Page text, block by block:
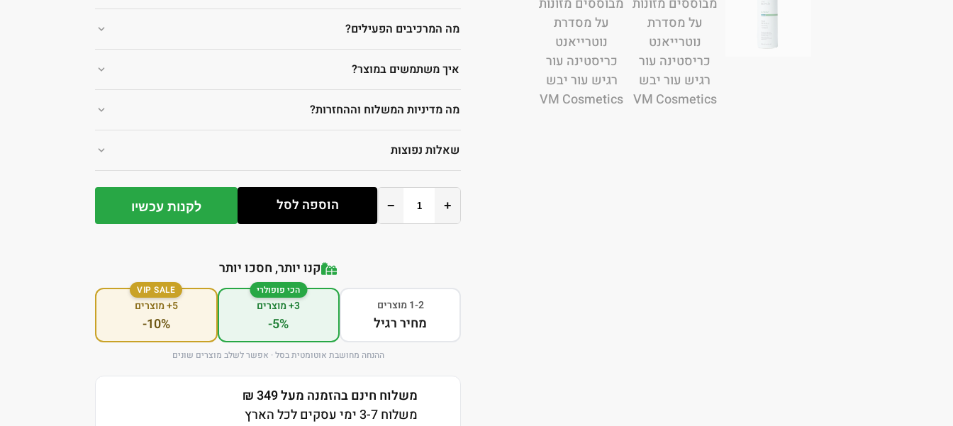
מה המרכיבים הפעילים?
איך משתמשים במוצר?
מה מדיניות המשלוח וההחזרות?
שאלות נפוצות
+
− הוספה לסל לקנות עכשיו
קנו יותר, חסכו יותר
1-2 מוצרים
מחיר רגיל
הכי פופולרי
3+ מוצרים
-5%
VIP SALE
5+ מוצרים
-10%
ההנחה מחושבת אוטומטית בסל · אפשר לשלב מוצרים שונים
משלוח חינם בהזמנה מעל 349 ₪
משלוח 3-7 ימי עסקים לכל הארץ